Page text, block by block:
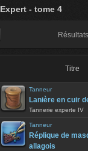
Expert - tome 4
Résultats
Titre
Tanneur
Lanière en cuir
Tannerie experte IV
Tanneur
Réplique de
allagois